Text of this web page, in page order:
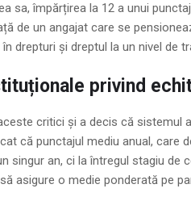
sa, împărțirea la 12 a unui
de un angajat care se
drepturi și dreptul la un nivel de
privind
critici și a decis că sistemul
că punctajul mediu anual, care
singur an, ci la întregul stagiu de
asigure o medie ponderată pe